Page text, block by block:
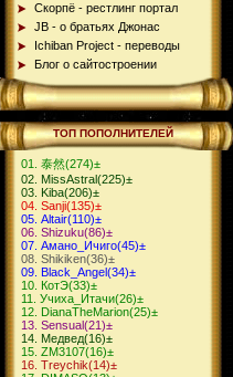
Скорпё - рестлинг портал
JB - о братьях Джонас
Ichiban Project - переводы
Блог о сайтостроении
ТОП ПОПОЛНИТЕЛЕЙ
泰然(274)±
MissAstral(225)±
Kiba(206)±
Sanji(135)±
Altair(110)±
Shizuku(86)±
Амано_Ичиго(45)±
Shikiken(36)±
Black_Angel(34)±
КотЭ(33)±
Учиха_Итачи(26)±
DianaTheMarion(25)±
Sensual(21)±
Медвед(16)±
ZM3107(16)±
Treychik(14)±